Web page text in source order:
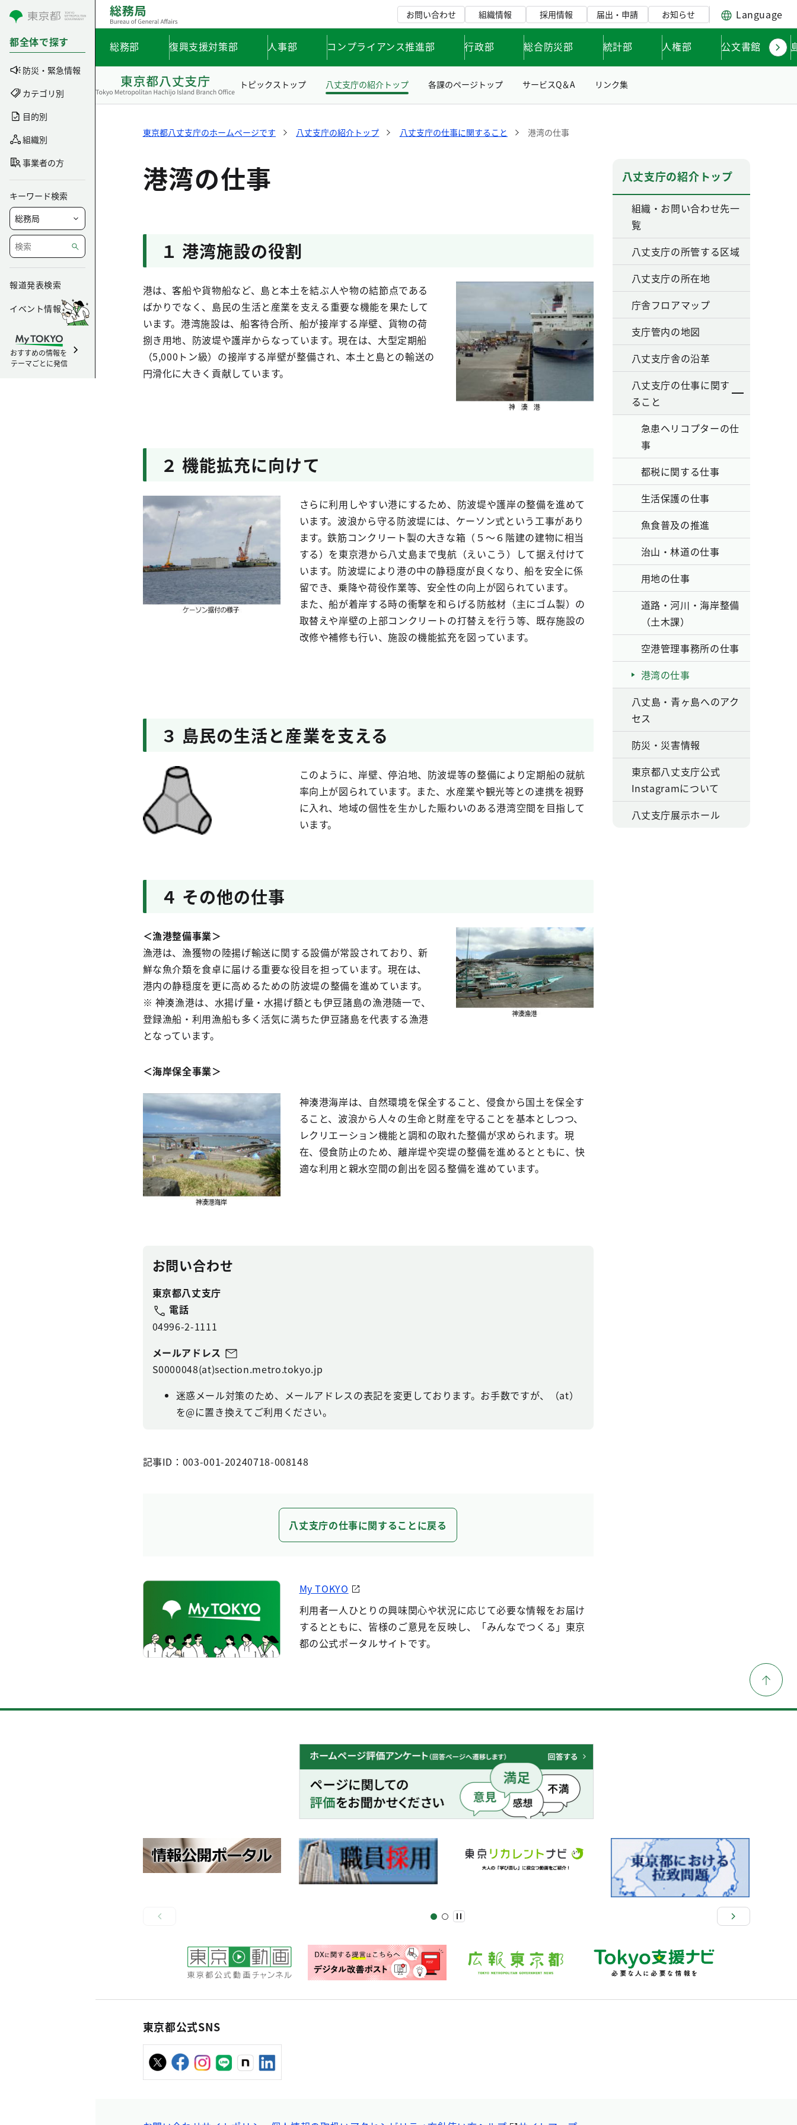
コンテンツにスキップ
都全体で探す
防災・緊急情報
カテゴリ別
目的別
組織別
事業者の方
キーワード検索
報道発表検索
イベント情報
おすすめの情報を
テーマごとに発信
お問い合わせ 組織情報 採用情報 届出・申請 お知らせ Language
総務部 復興支援対策部 人事部 コンプライアンス推進部 行政部 総合防災部 統計部 人権部 公文書館
トピックストップ 八丈支庁の紹介トップ 各課のページトップ サービスQ＆A リンク集
東京都八丈支庁のホームページです 八丈支庁の紹介トップ 八丈支庁の仕事に関すること 港湾の仕事
港湾の仕事
１ 港湾施設の役割
港は、客船や貨物船など、島と本土を結ぶ人や物の結節点である
ばかりでなく、島民の生活と産業を支える重要な機能を果たして
います。港湾施設は、船客待合所、船が接岸する岸壁、貨物の荷
捌き用地、防波堤や護岸からなっています。現在は、大型定期船
（5,000トン級）の接岸する岸壁が整備され、本土と島との輸送の
円滑化に大きく貢献しています。
２ 機能拡充に向けて
さらに利用しやすい港にするため、防波堤や護岸の整備を進めて
います。波浪から守る防波堤には、ケーソン式という工事があり
ます。鉄筋コンクリート製の大きな箱（５～６階建の建物に相当
する）を東京港から八丈島まで曳航（えいこう）して据え付けて
います。防波堤により港の中の静穏度が良くなり、船を安全に係
留でき、乗降や荷役作業等、安全性の向上が図られています。
また、船が着岸する時の衝撃を和らげる防舷材（主にゴム製）の
取替えや岸壁の上部コンクリートの打替えを行う等、既存施設の
改修や補修も行い、施設の機能拡充を図っています。
３ 島民の生活と産業を支える
このように、岸壁、停泊地、防波堤等の整備により定期船の就航
率向上が図られています。また、水産業や観光等との連携を視野
に入れ、地域の個性を生かした賑わいのある港湾空間を目指して
います。
４ その他の仕事
＜漁港整備事業＞
漁港は、漁獲物の陸揚げ輸送に関する設備が常設されており、新
鮮な魚介類を食卓に届ける重要な役目を担っています。現在は、
港内の静穏度を更に高めるための防波堤の整備を進めています。
※ 神湊漁港は、水揚げ量・水揚げ額とも伊豆諸島の漁港随一で、
登録漁船・利用漁船も多く活気に満ちた伊豆諸島を代表する漁港
となっています。
＜海岸保全事業＞
神湊港海岸は、自然環境を保全すること、侵食から国土を保全す
ること、波浪から人々の生命と財産を守ることを基本としつつ、
レクリエーション機能と調和の取れた整備が求められます。現
在、侵食防止のため、離岸堤や突堤の整備を進めるとともに、快
適な利用と親水空間の創出を図る整備を進めています。
お問い合わせ
東京都八丈支庁
電話
04996-2-1111
メールアドレス
S0000048(at)section.metro.tokyo.jp
迷惑メール対策のため、メールアドレスの表記を変更しております。お手数ですが、（at）
を@に置き換えてご利用ください。
記事ID：003-001-20240718-008148
八丈支庁の仕事に関することに戻る
My TOKYO
利用者一人ひとりの興味関心や状況に応じて必要な情報をお届け
するとともに、皆様のご意見を反映し、「みんなでつくる」東京
都の公式ポータルサイトです。
八丈支庁の紹介トップ
組織・お問い合わせ先一
覧
八丈支庁の所管する区域
八丈支庁の所在地
庁舎フロアマップ
支庁管内の地図
八丈支庁舎の沿革
八丈支庁の仕事に関す
ること
急患ヘリコプターの仕
事
都税に関する仕事
生活保護の仕事
魚食普及の推進
治山・林道の仕事
用地の仕事
道路・河川・海岸整備
（土木課）
空港管理事務所の仕事
港湾の仕事
八丈島・青ヶ島へのアク
セス
防災・災害情報
東京都八丈支庁公式
Instagramについて
八丈支庁展示ホール
東京都公式SNS